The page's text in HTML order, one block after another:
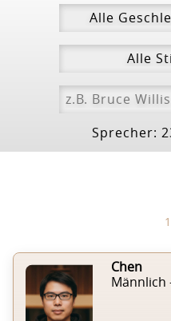
Sprecher:
Chen
Männlich